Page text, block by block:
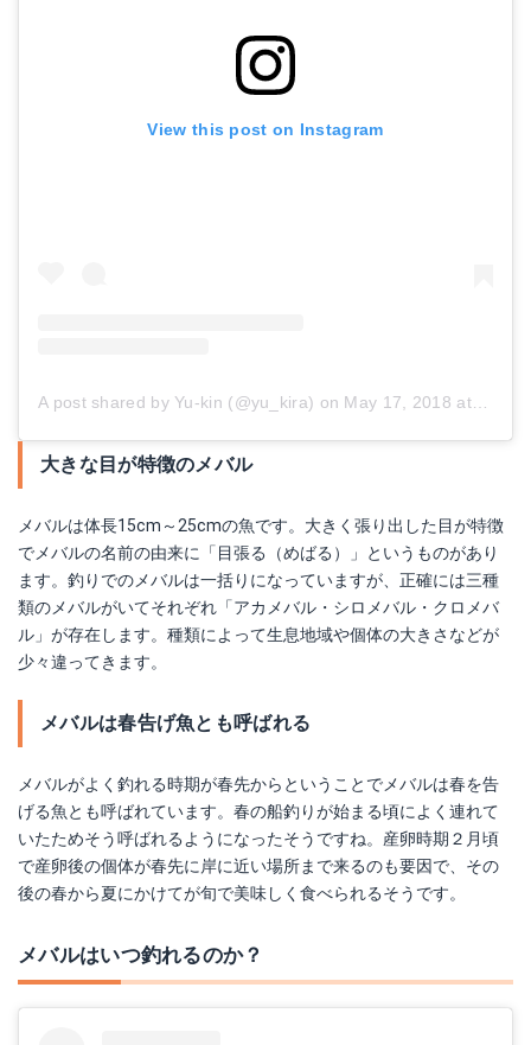
View this post on Instagram
A post shared by Yu-kin (@yu_kira) on May 17, 2018 at 7:16pm PDT
大きな目が特徴のメバル
メバルは体長15cm～25cmの魚です。大きく張り出した目が特徴
でメバルの名前の由来に「目張る（めばる）」というものがあり
ます。釣りでのメバルは一括りになっていますが、正確には三種
類のメバルがいてそれぞれ「アカメバル・シロメバル・クロメバ
ル」が存在します。種類によって生息地域や個体の大きさなどが
少々違ってきます。
メバルは春告げ魚とも呼ばれる
メバルがよく釣れる時期が春先からということでメバルは春を告
げる魚とも呼ばれています。春の船釣りが始まる頃によく連れて
いたためそう呼ばれるようになったそうですね。産卵時期２月頃
で産卵後の個体が春先に岸に近い場所まで来るのも要因で、その
後の春から夏にかけてが旬で美味しく食べられるそうです。
メバルはいつ釣れるのか？